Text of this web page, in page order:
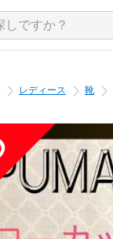
レディース 靴